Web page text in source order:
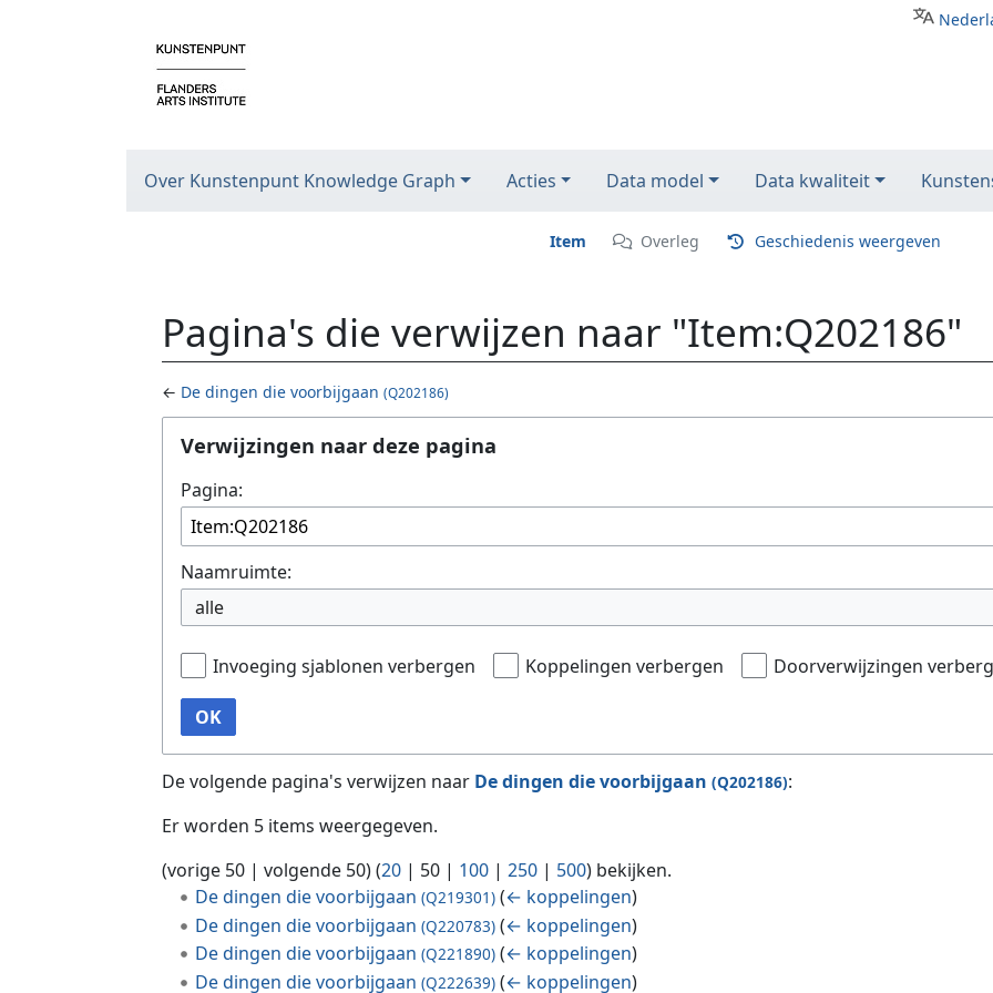
Over Kunstenpunt Knowledge Graph Acties Data model Data kwaliteit
Item Overleg Geschiedenis weergeven
Pagina's die verwijzen naar "Item:Q202186"
← De dingen die voorbijgaan (Q202186)
Ga naar:navigatie,zoeken
Verwijzingen naar deze pagina
Pagina:
Naamruimte:
alle
Invoeging sjablonen verbergen Koppelingen verbergen Doorverwijzingen
OK
De volgende pagina's verwijzen naar De dingen die voorbijgaan (Q202186):
Er worden 5 items weergegeven.
(vorige 50 | volgende 50) (20 | 50 | 100 | 250 | 500) bekijken.
De dingen die voorbijgaan (Q219301) (← koppelingen)
De dingen die voorbijgaan (Q220783) (← koppelingen)
De dingen die voorbijgaan (Q221890) (← koppelingen)
De dingen die voorbijgaan (Q222639) (← koppelingen)